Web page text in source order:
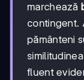
marchează
contingent.
pământeni
fluent